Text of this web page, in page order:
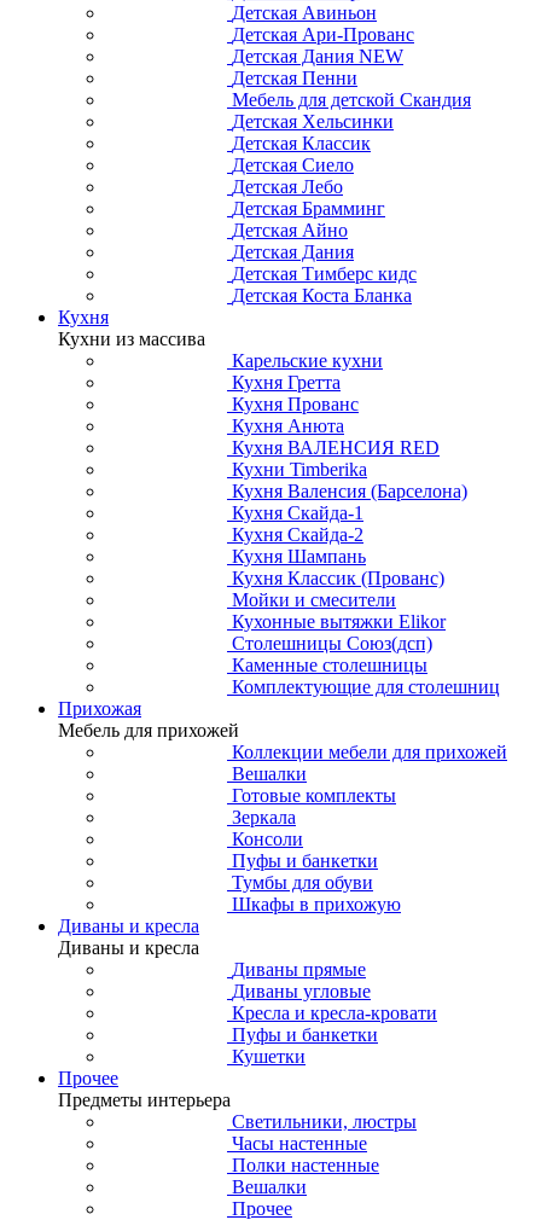
Детская Авиньон
Детская Ари-Прованс
Детская Дания NEW
Детская Пенни
Мебель для детской Скандия
Детская Хельсинки
Детская Классик
Детская Сиело
Детская Лебо
Детская Брамминг
Детская Айно
Детская Дания
Детская Тимберс кидс
Детская Коста Бланка
Кухня
Кухни из массива
Карельские кухни
Кухня Гретта
Кухня Прованс
Кухня Анюта
Кухня ВАЛЕНСИЯ RED
Кухни Timberika
Кухня Валенсия (Барселона)
Кухня Скайда-1
Кухня Скайда-2
Кухня Шампань
Кухня Классик (Прованс)
Мойки и смесители
Кухонные вытяжки Elikor
Столешницы Союз(дсп)
Каменные столешницы
Комплектующие для столешниц
Прихожая
Мебель для прихожей
Коллекции мебели для прихожей
Вешалки
Готовые комплекты
Зеркала
Консоли
Пуфы и банкетки
Тумбы для обуви
Шкафы в прихожую
Диваны и кресла
Диваны и кресла
Диваны прямые
Диваны угловые
Кресла и кресла-кровати
Пуфы и банкетки
Кушетки
Прочее
Предметы интерьера
Светильники, люстры
Часы настенные
Полки настенные
Вешалки
Прочее